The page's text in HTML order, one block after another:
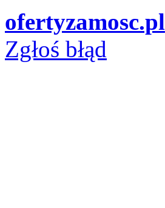
ofertyzamosc.pl
Zgłoś błąd